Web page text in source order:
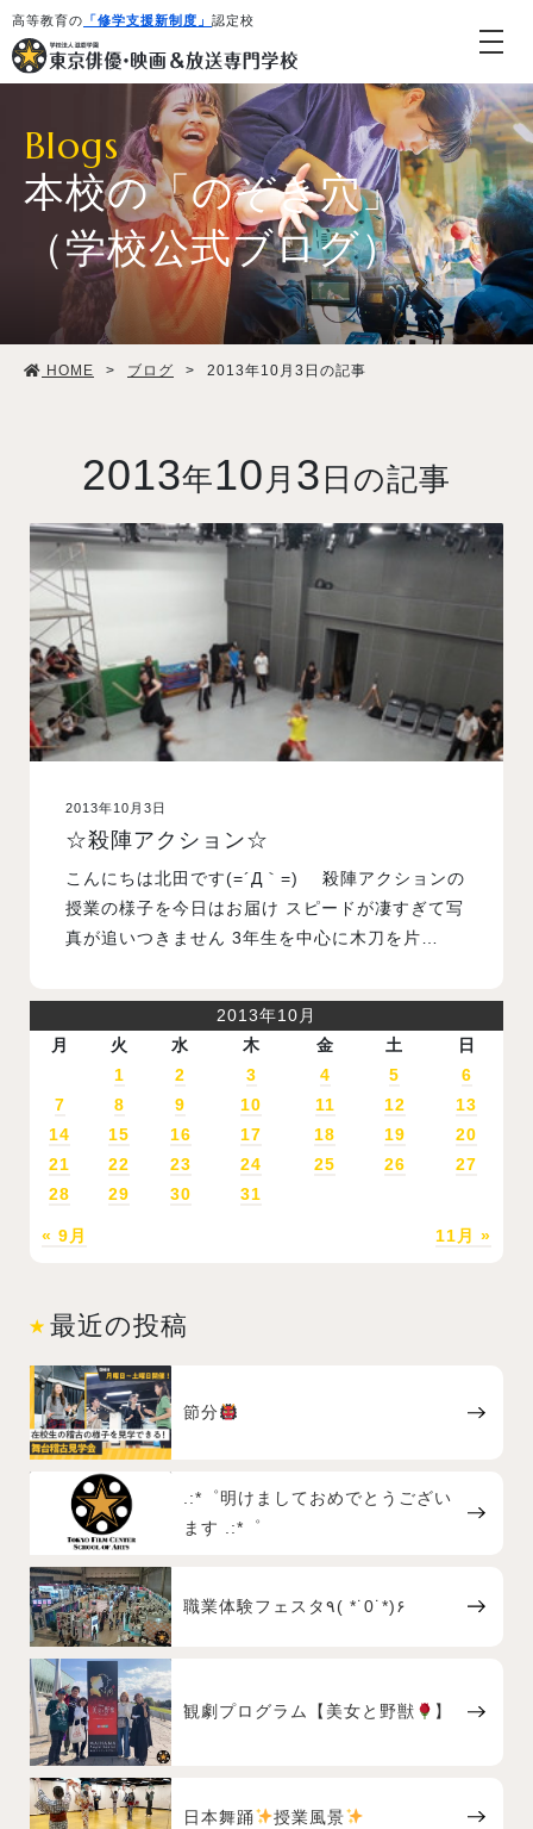
高等教育の 「修学支援新制度」 認定校
学校紹介・教育システム
学生生活
就職・デビュー
入試案内
学校情報
オープンキャンパス
訪問者別メニュー
Blogs
本校の「のぞき穴」
（学校公式ブログ）
HOME > ブログ > 2013年10月3日の記事
2013年10 月 3 日の記事
2013年10月3日
☆殺陣アクション☆
こんにちは北田です(=´Д｀=)ゞ 殺陣アクションの
授業の様子を今日はお届け スピードが凄すぎて写
真が追いつきません 3年生を中心に木刀を片…
2013年10月
月
火 水 木 金 土 日
« 9月 11月 »
1 2 3 4 5
6
7
8 9 10 11 12
13
14
15 16 17 18 19
20
21
22 23 24 25 26
27
28
29 30 31
最近の投稿
節分
.:*゜明けましておめでとうござい
ます .:*゜
職業体験フェスタ٩( *˙0˙*)۶
観劇プログラム【美女と野獣 】
日本舞踊 授業風景